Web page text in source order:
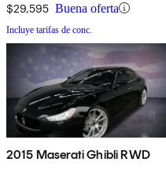
$29,595 Buena oferta
Incluye tarifas de conc.
2015 Maserati Ghibli RWD